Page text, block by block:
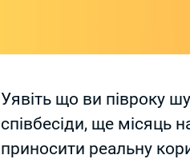
Уявіть що ви півроку
співбесіди, ще місяць
приносити реальну